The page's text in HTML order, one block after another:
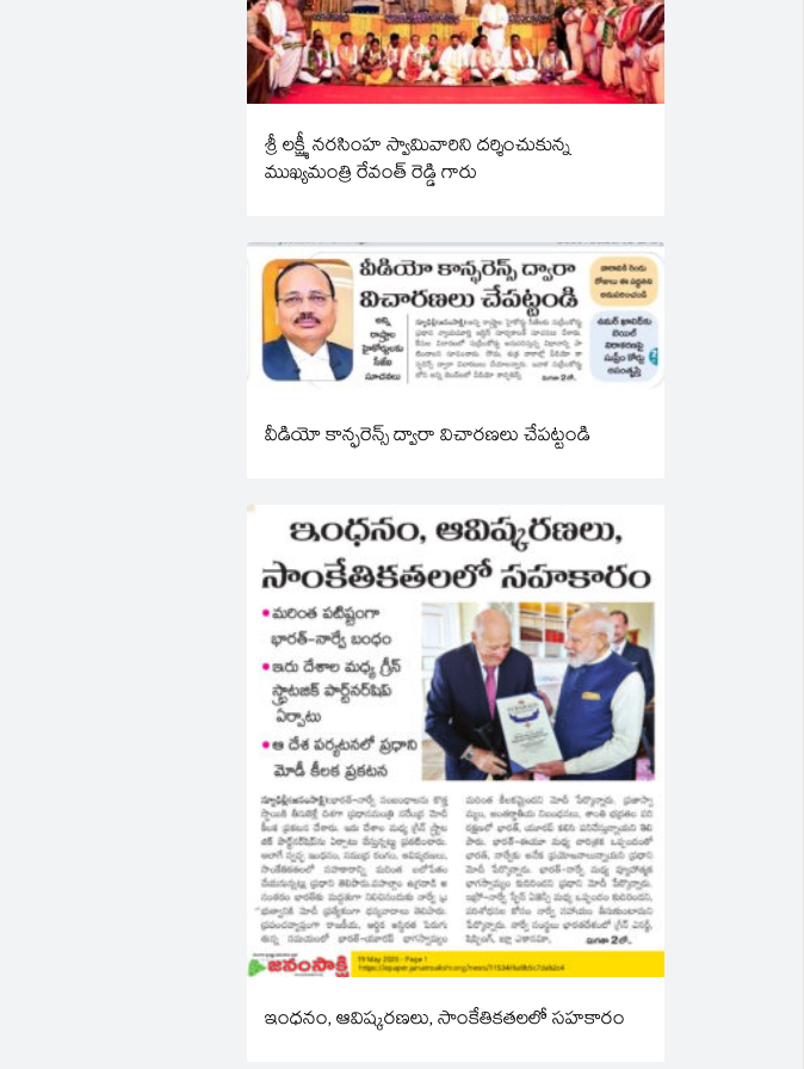
శ్రీ లక్ష్మీ నరసింహ స్వామివారిని దర్శించుకున్న
ముఖ్యమంత్రి రేవంత్ రెడ్డి గారు
వీడియో కాన్ఫరెన్స్ ద్వారా విచారణలు చేపట్టండి
ఇంధనం, ఆవిష్కరణలు, సాంకేతికతలలో సహకారం